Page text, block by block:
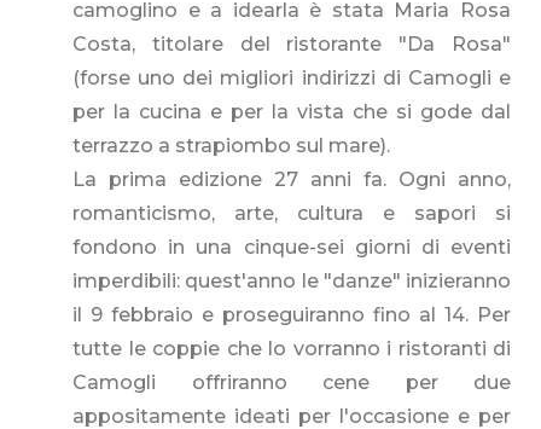
camoglino e a idearla è stata Maria Rosa
Costa, titolare del ristorante "Da Rosa"
(forse uno dei migliori indirizzi di Camogli e
per la cucina e per la vista che si gode dal
terrazzo a strapiombo sul mare).
La prima edizione 27 anni fa. Ogni anno,
romanticismo, arte, cultura e sapori si
fondono in una cinque-sei giorni di eventi
imperdibili: quest'anno le "danze" inizieranno
il 9 febbraio e proseguiranno fino al 14. Per
tutte le coppie che lo vorranno i ristoranti di
Camogli offriranno cene per due
appositamente ideati per l'occasione e per